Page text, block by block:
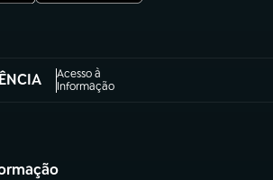
Acesso à
Informação
aba)